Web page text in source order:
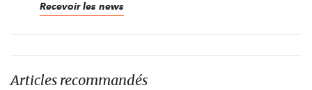
Recevoir les news
Articles recommandés